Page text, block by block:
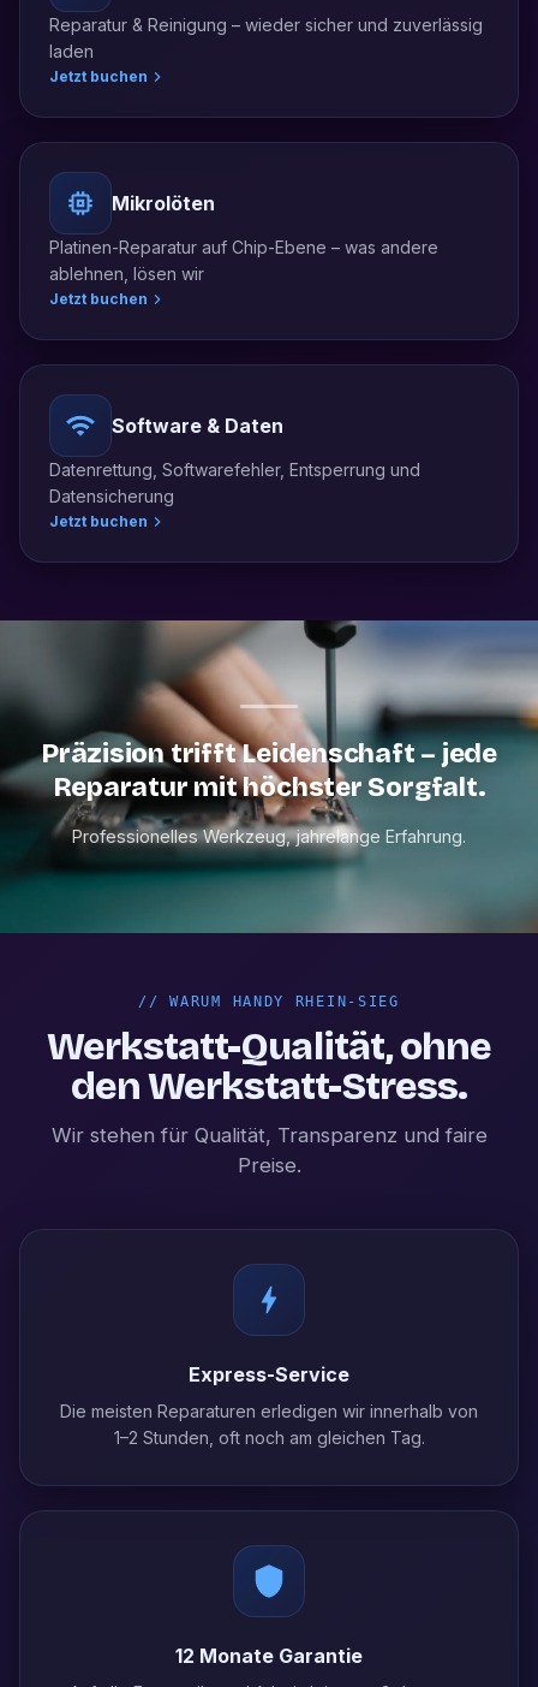
Reparatur & Reinigung – wieder sicher und zuverlässig
laden
Jetzt buchen
Mikrolöten
Platinen-Reparatur auf Chip-Ebene – was andere
ablehnen, lösen wir
Jetzt buchen
Software & Daten
Datenrettung, Softwarefehler, Entsperrung und
Datensicherung
Jetzt buchen
Präzision trifft Leidenschaft – jede
Reparatur mit höchster Sorgfalt.
Professionelles Werkzeug, jahrelange Erfahrung.
//WARUM HANDY RHEIN-SIEG
Werkstatt-Qualität, ohne
den Werkstatt-Stress.
Wir stehen für Qualität, Transparenz und faire
Preise.
Express-Service
Die meisten Reparaturen erledigen wir innerhalb von
1–2 Stunden, oft noch am gleichen Tag.
12 Monate Garantie